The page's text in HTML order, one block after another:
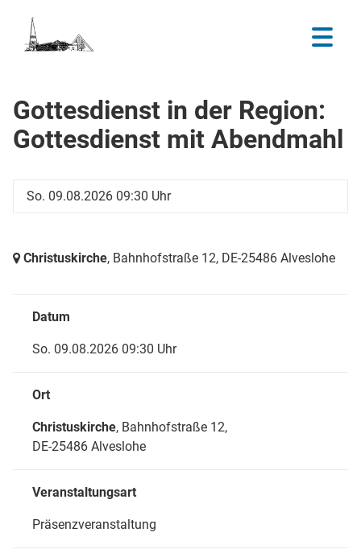
Gottesdienst in der Region:
Gottesdienst mit Abendmahl
So. 09.08.2026 09:30 Uhr
Christuskirche, Bahnhofstraße 12, DE-25486 Alveslohe
Datum
So. 09.08.2026 09:30 Uhr
Ort
Christuskirche, Bahnhofstraße 12,
DE-25486 Alveslohe
Veranstaltungsart
Präsenzveranstaltung